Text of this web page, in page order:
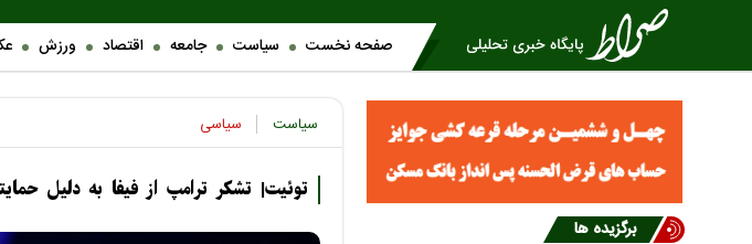
صفحه نخست سیاست جامعه اقتصاد ورزش
سیاست سیاسی
توئیت| تشکر ترامپ از فیفا به دلیل
برگزیده ها